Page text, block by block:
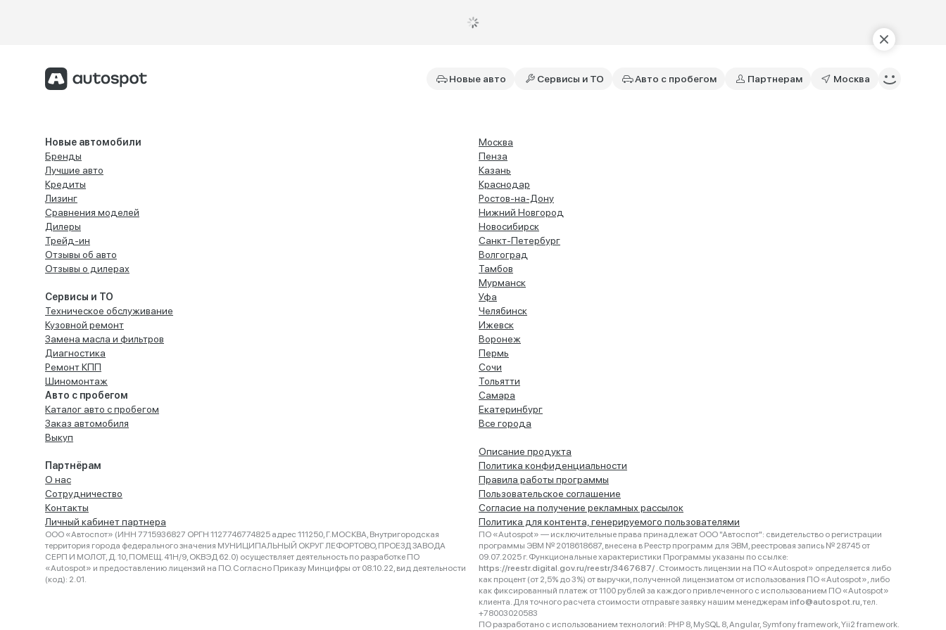
Новые авто Сервисы и ТО Авто с пробегом Партнерам Москва
Новые автомобили
Бренды
Лучшие авто
Кредиты
Лизинг
Сравнения моделей
Дилеры
Трейд-ин
Отзывы об авто
Отзывы о дилерах
Сервисы и ТО
Техническое обслуживание
Кузовной ремонт
Замена масла и фильтров
Диагностика
Ремонт КПП
Шиномонтаж
Авто с пробегом
Каталог авто с пробегом
Заказ автомобиля
Выкуп
Партнёрам
О нас
Сотрудничество
Контакты
Личный кабинет партнера
Москва
Пенза
Казань
Краснодар
Ростов-на-Дону
Нижний Новгород
Новосибирск
Санкт-Петербург
Волгоград
Тамбов
Мурманск
Уфа
Челябинск
Ижевск
Воронеж
Пермь
Сочи
Тольятти
Самара
Екатеринбург
Все города
Описание продукта
Политика конфиденциальности
Правила работы программы
Пользовательское соглашение
Согласие на получение рекламных рассылок
Политика для контента, генерируемого пользователями
ООО «Автоспот» (ИНН 7715936827 ОРГН 1127746774825 адрес 111250, Г.МОСКВА, Внутригородская
территория города федерального значения МУНИЦИПАЛЬНЫЙ ОКРУГ ЛЕФОРТОВО, ПРОЕЗД ЗАВОДА
СЕРП И МОЛОТ, Д. 10, ПОМЕЩ. 41Н/9, ОКВЭД 62.0) осуществляет деятельность по разработке ПО
«Autospot» и предоставлению лицензий на ПО. Согласно Приказу Минцифры от 08.10.22, вид деятельности
(код): 2.01.
ПО «Autospot» — исключительные права принадлежат ООО "Автоспот": свидетельство о регистрации
программы ЭВМ № 2018618687, внесена в Реестр программ для ЭВМ, реестровая запись № 28745 от
09.07.2025 г. Функциональные характеристики Программы указаны по ссылке:
https://reestr.digital.gov.ru/reestr/3467687/ . Стоимость лицензии на ПО «Autospot» определяется либо
как процент (от 2,5% до 3%) от выручки, полученной лицензиатом от использования ПО «Autospot», либо
как фиксированный платеж от 1100 рублей за каждого привлеченного с использованием ПО «Autospot»
клиента. Для точного расчета стоимости отправьте заявку нашим менеджерам info@autospot.ru, тел.
+78003020583
ПО разработано с использованием технологий: PHP 8, MySQL 8, Angular, Symfony framework, Yii2 framework.